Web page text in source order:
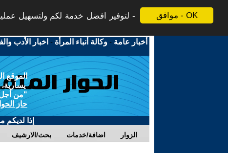
موافق - OK
لتوفير افضل خدمة لكم ولتسهيل
أخبار عامة -وكالة أنباء المرأة - اخبار الأدب
الموقع
يسارية،
"من أجل
حاز
إذا لديكم
بحث/الارشيف اضافة/خدمات الزوار